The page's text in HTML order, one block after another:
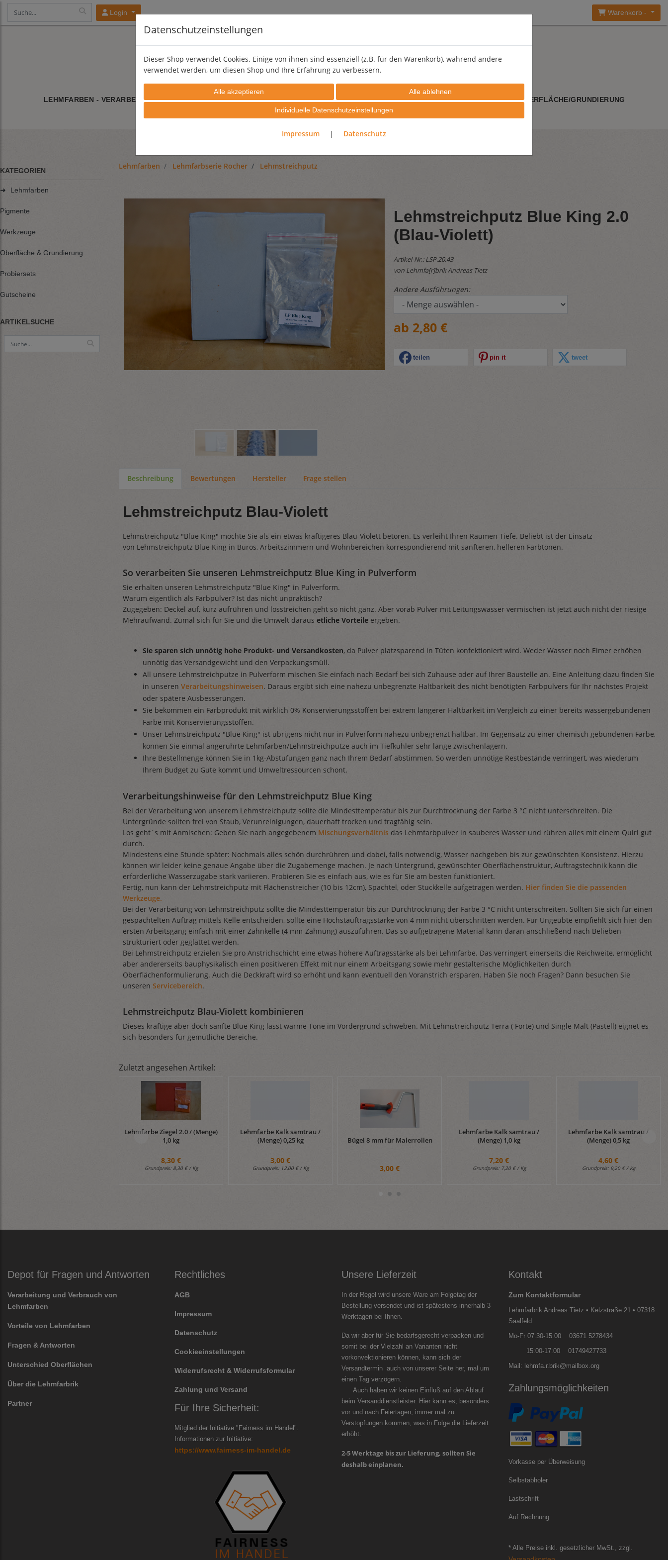
Login Warenkorb -
LEHMFARBEN - VERARBEITUNG LEHMFARBE/LEHMSTREICHPUTZ PIGMENTE EFFEKTZUSCHLÄGE WERKZEUGE OBERFLÄCHE/GRUNDIERUNG
PROBIERSETS GUTSCHEINE
KATEGORIEN
➜ Lehmfarben
Pigmente
Werkzeuge
Oberfläche & Grundierung
Probiersets
Gutscheine
ARTIKELSUCHE
Lehmfarben Lehmfarbserie Rocher Lehmstreichputz
Lehmstreichputz Blue King 2.0
(Blau-Violett)
Artikel-Nr.:LSP.20.43
von Lehmfa[r]brik Andreas Tietz
Andere Ausführungen:
ab 2,80 €
teilen pin it tweet
Beschreibung Bewertungen Hersteller Frage stellen
Lehmstreichputz Blau-Violett
Lehmstreichputz "Blue King" möchte Sie als ein etwas kräftigeres Blau-Violett betören. Es verleiht Ihren Räumen Tiefe. Beliebt ist der Einsatz
von Lehmstreichputz Blue King in Büros, Arbeitszimmern und Wohnbereichen korrespondierend mit sanfteren, helleren Farbtönen.
So verarbeiten Sie unseren Lehmstreichputz Blue King in Pulverform
Sie erhalten unseren Lehmstreichputz "Blue King" in Pulverform.
Warum eigentlich als Farbpulver? Ist das nicht unpraktisch?
Zugegeben: Deckel auf, kurz aufrühren und losstreichen geht so nicht ganz. Aber vorab Pulver mit Leitungswasser vermischen ist jetzt auch nicht der riesige
Mehraufwand. Zumal sich für Sie und die Umwelt daraus etliche Vorteile ergeben.
Sie sparen sich unnötig hohe Produkt- und Versandkosten, da Pulver platzsparend in Tüten konfektioniert wird. Weder Wasser noch Eimer erhöhen
unnötig das Versandgewicht und den Verpackungsmüll.
All unsere Lehmstreichputze in Pulverform mischen Sie einfach nach Bedarf bei sich Zuhause oder auf Ihrer Baustelle an. Eine Anleitung dazu finden Sie
in unseren Verarbeitungshinweisen. Daraus ergibt sich eine nahezu unbegrenzte Haltbarkeit des nicht benötigten Farbpulvers für Ihr nächstes Projekt
oder spätere Ausbesserungen.
Sie bekommen ein Farbprodukt mit wirklich 0% Konservierungsstoffen bei extrem längerer Haltbarkeit im Vergleich zu einer bereits wassergebundenen
Farbe mit Konservierungsstoffen.
Unser Lehmstreichputz "Blue King" ist übrigens nicht nur in Pulverform nahezu unbegrenzt haltbar. Im Gegensatz zu einer chemisch gebundenen Farbe,
können Sie einmal angerührte Lehmfarben/Lehmstreichputze auch im Tiefkühler sehr lange zwischenlagern.
Ihre Bestellmenge können Sie in 1kg-Abstufungen ganz nach Ihrem Bedarf abstimmen. So werden unnötige Restbestände verringert, was wiederum
Ihrem Budget zu Gute kommt und Umweltressourcen schont.
Verarbeitungshinweise für den Lehmstreichputz Blue King
Bei der Verarbeitung von unserem Lehmstreichputz sollte die Mindesttemperatur bis zur Durchtrocknung der Farbe 3 °C nicht unterschreiten. Die
Untergründe sollten frei von Staub, Verunreinigungen, dauerhaft trocken und tragfähig sein.
Los geht´s mit Anmischen: Geben Sie nach angegebenem Mischungsverhältnis das Lehmfarbpulver in sauberes Wasser und rühren alles mit einem Quirl gut
durch.
Mindestens eine Stunde später: Nochmals alles schön durchrühren und dabei, falls notwendig, Wasser nachgeben bis zur gewünschten Konsistenz. Hierzu
können wir leider keine genaue Angabe über die Zugabemenge machen. Je nach Untergrund, gewünschter Oberflächenstruktur, Auftragstechnik kann die
erforderliche Wasserzugabe stark variieren. Probieren Sie es einfach aus, wie es für Sie am besten funktioniert.
Fertig, nun kann der Lehmstreichputz mit Flächenstreicher (10 bis 12cm), Spachtel, oder Stuckkelle aufgetragen werden. Hier finden Sie die passenden
Werkzeuge.
Bei der Verarbeitung von Lehmstreichputz sollte die Mindesttemperatur bis zur Durchtrocknung der Farbe 3 °C nicht unterschreiten. Sollten Sie sich für einen
gespachtelten Auftrag mittels Kelle entscheiden, sollte eine Höchstauftragsstärke von 4 mm nicht überschritten werden. Für Ungeübte empfiehlt sich hier den
ersten Arbeitsgang einfach mit einer Zahnkelle (4 mm-Zahnung) auszuführen. Das so aufgetragene Material kann daran anschließend nach Belieben
strukturiert oder geglättet werden.
Bei Lehmstreichputz erzielen Sie pro Anstrichschicht eine etwas höhere Auftragsstärke als bei Lehmfarbe. Das verringert einerseits die Reichweite, ermöglicht
aber andererseits bauphysikalisch einen positiveren Effekt mit nur einem Arbeitsgang sowie mehr gestalterische Möglichkeiten durch
Oberflächenformulierung. Auch die Deckkraft wird so erhöht und kann eventuell den Voranstrich ersparen. Haben Sie noch Fragen? Dann besuchen Sie
unseren Servicebereich.
Lehmstreichputz Blau-Violett kombinieren
Dieses kräftige aber doch sanfte Blue King lässt warme Töne im Vordergrund schweben. Mit Lehmstreichputz Terra ( Forte) und Single Malt (Pastell) eignet es
sich besonders für gemütliche Bereiche.
Zuletzt angesehen Artikel:
Lehmfarbe Ziegel 2.0 / (Menge)
1,0 kg
8,30 €
Grundpreis: 8,30 € / Kg
Lehmfarbe Kalk samtrau /
(Menge) 0,25 kg
3,00 €
Grundpreis: 12,00 € / Kg
Bügel 8 mm für Malerrollen
3,00 €
Lehmfarbe Kalk samtrau /
(Menge) 1,0 kg
7,20 €
Grundpreis: 7,20 € / Kg
Lehmfarbe Kalk samtrau /
(Menge) 0,5 kg
4,60 €
Grundpreis: 9,20 € / Kg
Depot für Fragen und Antworten
Verarbeitung und Verbrauch von
Lehmfarben
Vorteile von Lehmfarben
Fragen & Antworten
Unterschied Oberflächen
Über die Lehmfarbrik
Partner
Rechtliches
AGB
Impressum
Datenschutz
Cookieeinstellungen
Widerrufsrecht & Widerrufsformular
Zahlung und Versand
Für Ihre Sicherheit:
Mitglied der Initiative "Fairness im Handel".
Informationen zur Initiative:
https://www.fairness-im-handel.de
Unsere Lieferzeit
In der Regel wird unsere Ware am Folgetag der
Bestellung versendet und ist spätestens innerhalb 3
Werktagen bei Ihnen.
Da wir aber für Sie bedarfsgerecht verpacken und
somit bei der Vielzahl an Varianten nicht
vorkonvektionieren können, kann sich der
Versandtermin auch von unserer Seite her, mal um
einen Tag verzögern.
Auch haben wir keinen Einfluß auf den Ablauf
beim Versanddienstleister. Hier kann es, besonders
vor und nach Feiertagen, immer mal zu
Verstopfungen kommen, was in Folge die Lieferzeit
erhöht.
2-5 Werktage bis zur Lieferung, sollten Sie
deshalb einplanen.
Kontakt
Zum Kontaktformular
Lehmfarbrik Andreas Tietz • Kelzstraße 21 • 07318
Saalfeld
Mo-Fr 07:30-15:00 03671 5278434
15:00-17:00 01749427733
Mail: lehmfa.r.brik@mailbox.org
Zahlungsmöglichkeiten
Vorkasse per Überweisung
Selbstabholer
Lastschrift
Auf Rechnung
* Alle Preise inkl. gesetzlicher MwSt., zzgl.
Datenschutzeinstellungen
Dieser Shop verwendet Cookies. Einige von ihnen sind essenziell (z.B. für den Warenkorb), während andere
verwendet werden, um diesen Shop und Ihre Erfahrung zu verbessern.
Individuelle Datenschutzeinstellungen
Impressum | Datenschutz